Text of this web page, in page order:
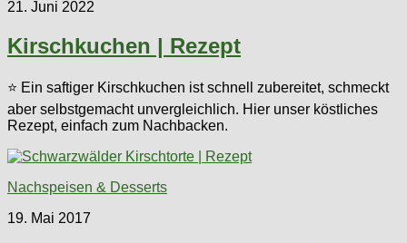
21. Juni 2022
Kirschkuchen | Rezept
⭐ Ein saftiger Kirschkuchen ist schnell zubereitet, schmeckt
aber selbstgemacht unvergleichlich. Hier unser köstliches
Rezept, einfach zum Nachbacken.
Nachspeisen & Desserts
19. Mai 2017